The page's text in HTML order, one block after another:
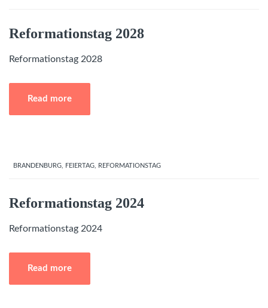
Reformationstag 2028
Reformationstag 2028
Read more
BRANDENBURG FEIERTAG REFORMATIONSTAG
Reformationstag 2024
Reformationstag 2024
Read more